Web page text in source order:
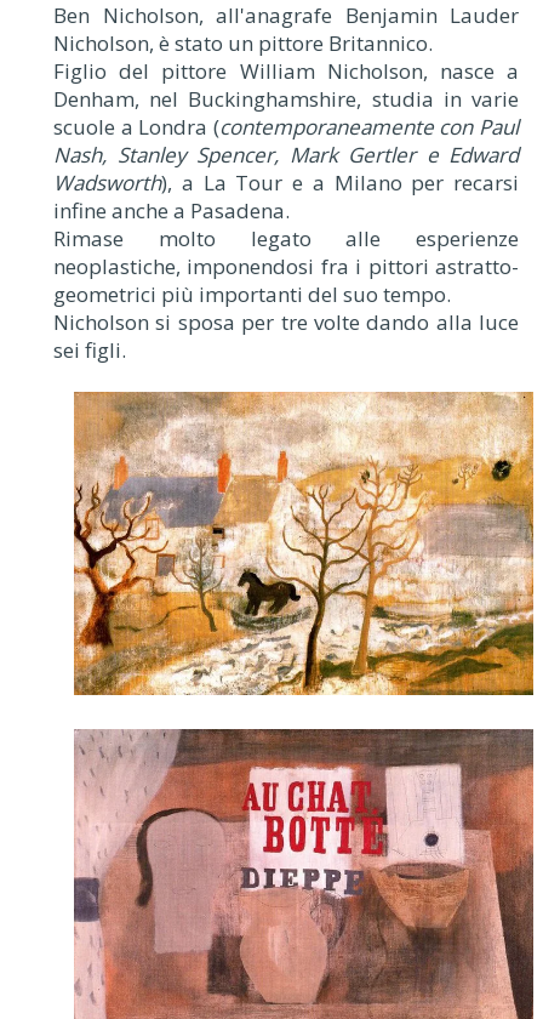
Ben Nicholson, all'anagrafe Benjamin Lauder
Nicholson, è stato un pittore Britannico.
Figlio del pittore William Nicholson, nasce a
Denham, nel Buckinghamshire, studia in varie
scuole a Londra (contemporaneamente con Paul
Nash, Stanley Spencer, Mark Gertler e Edward
Wadsworth), a La Tour e a Milano per recarsi
infine anche a Pasadena.
Rimase molto legato alle esperienze
neoplastiche, imponendosi fra i pittori astratto-
geometrici più importanti del suo tempo.
Nicholson si sposa per tre volte dando alla luce
sei figli.